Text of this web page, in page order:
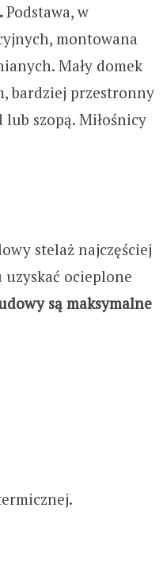
Podstawa, w
montowana
Mały domek
bardziej przestronny
lub szopą. Miłośnicy
stelaż najczęściej
uzyskać ocieplone
są maksymalne